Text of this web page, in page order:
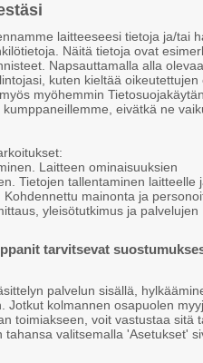
Företagarna i
PB 999,
telefon 09 229
Cookie-
laitteeseesi tietoja ja/tai
Näitä tietoja ovat
Napsauttamalla alla
kuten kieltää oikeutettujen
myöhemmin
eivätkä ne
Laitteen ominaisuuksien
Tietojen tallentaminen laitteelle
mainonta ja
yleisötutkimus ja palvelujen
tarvitsevat
palvelun sisällä,
Jotkut kolmannen osapuolen
toimiakseen, voit vastustaa sitä
valitsemalla 'Asetukset'